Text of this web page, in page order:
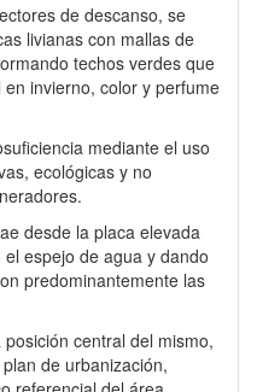
de descanso, se
livianas con mallas de
techos verdes que
invierno, color y perfume
mediante el uso
ecológicas y no
desde la placa elevada
espejo de agua y dando
predominantemente las
posición central del mismo,
de urbanización,